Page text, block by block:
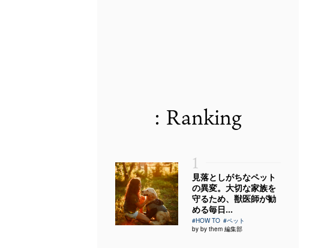
: Ranking
1
見落としがちなペット
の異変。大切な家族を
守るため、獣医師が勧
める毎日...
#HOW TO #ペット
by by them 編集部